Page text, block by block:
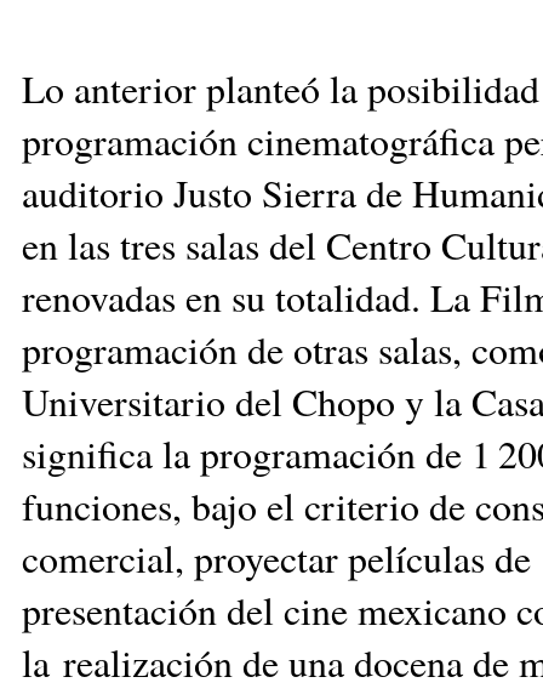
Lo anterior planteó la
programación cinematográfica
auditorio Justo Sierra de
en las tres salas del Centro
renovadas en su totalidad. La
programación de otras salas,
Universitario del Chopo y la
significa la programación de 1
funciones, bajo el criterio de
comercial, proyectar películas
presentación del cine mexicano
la realización de una docena de